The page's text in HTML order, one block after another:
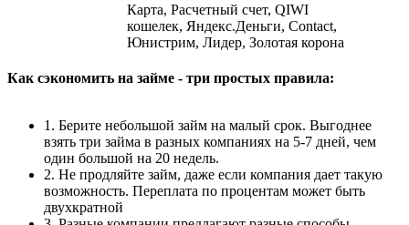
Карта, Расчетный счет, QIWI
кошелек, Яндекс.Деньги, Contact,
Юнистрим, Лидер, Золотая корона
Как сэкономить на займе - три простых правила:
1. Берите небольшой займ на малый срок. Выгоднее
взять три займа в разных компаниях на 5-7 дней, чем
один большой на 20 недель.
2. Не продляйте займ, даже если компания дает такую
возможность. Переплата по процентам может быть
двухкратной